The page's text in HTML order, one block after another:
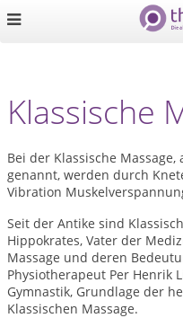
Klassische
Bei der Klassische
genannt, werden durch
Vibration
Seit der Antike sind
Hippokrates, Vater der
Massage und deren
Physiotherapeut Per Henrik
Gymnastik, Grundlage der
Klassischen Massage.